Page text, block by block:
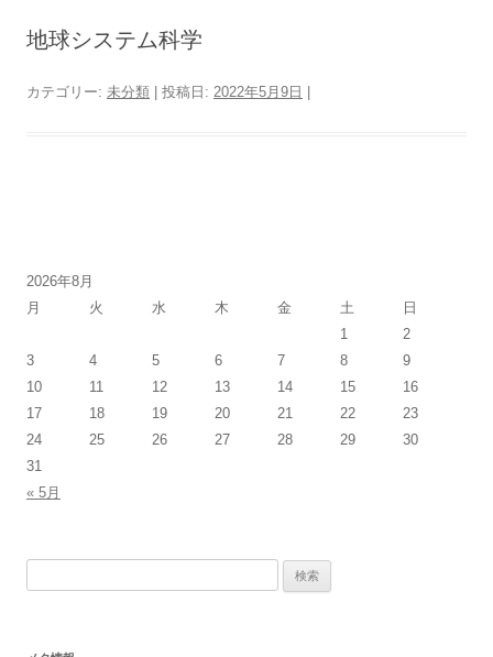
地球システム科学
カテゴリー: 未分類 | 投稿日: 2022年5月9日
ゲ
ー
シ
ョ
2026年8月
月
火 水 木 金 土 日
« 5月
1
2
3
4 5 6 7 8
9
10
11 12 13 14 15
16
17
18 19 20 21 22
23
24
25 26 27 28 29
30
31